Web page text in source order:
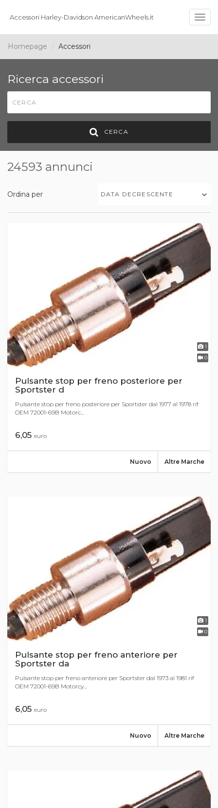
Accessori Harley-Davidson AmericanWheels.it
Homepage Accessori
Ricerca accessori
CERCA
24593 annunci
Ordina per DATA DECRESCENTE
1
0
Pulsante stop per freno posteriore per
Sportster d
Pulsante stop per freno posteriore per Sportster dal 1977 al 1978 rif
OEM 72001-69B Motorc...
6,05 euro
Altre Marche
Nuovo
1
0
Pulsante stop per freno anteriore per
Sportster da
Pulsante stop per freno anteriore per Sportster dal 1973 al 1981 rif
OEM 72001-69B Motorcy...
6,05 euro
Altre Marche
Nuovo